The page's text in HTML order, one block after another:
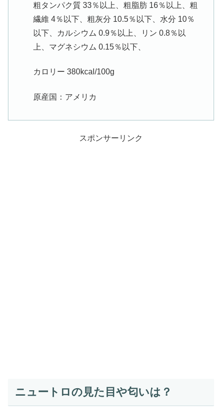
粗タンパク質 33％以上、粗脂肪 16％以上、粗
繊維 4％以下、粗灰分 10.5％以下、水分 10％
以下、カルシウム 0.9％以上、リン 0.8％以
上、マグネシウム 0.15％以下、
カロリー 380kcal/100g
原産国：アメリカ
スポンサーリンク
ニュートロの見た目や匂いは？